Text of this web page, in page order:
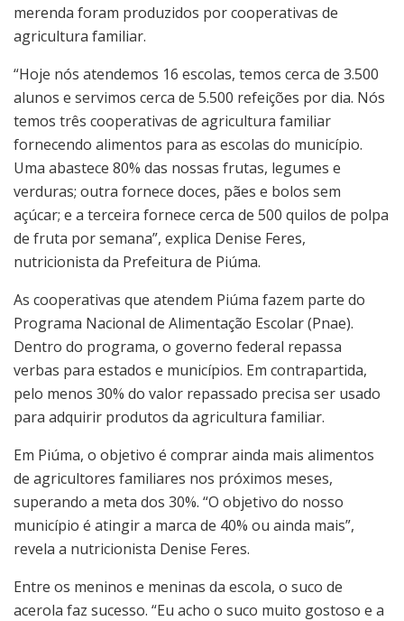
merenda foram produzidos por cooperativas de
agricultura familiar.
“Hoje nós atendemos 16 escolas, temos cerca de 3.500
alunos e servimos cerca de 5.500 refeições por dia. Nós
temos três cooperativas de agricultura familiar
fornecendo alimentos para as escolas do município.
Uma abastece 80% das nossas frutas, legumes e
verduras; outra fornece doces, pães e bolos sem
açúcar; e a terceira fornece cerca de 500 quilos de polpa
de fruta por semana”, explica Denise Feres,
nutricionista da Prefeitura de Piúma.
As cooperativas que atendem Piúma fazem parte do
Programa Nacional de Alimentação Escolar (Pnae).
Dentro do programa, o governo federal repassa
verbas para estados e municípios. Em contrapartida,
pelo menos 30% do valor repassado precisa ser usado
para adquirir produtos da agricultura familiar.
Em Piúma, o objetivo é comprar ainda mais alimentos
de agricultores familiares nos próximos meses,
superando a meta dos 30%. “O objetivo do nosso
município é atingir a marca de 40% ou ainda mais”,
revela a nutricionista Denise Feres.
Entre os meninos e meninas da escola, o suco de
acerola faz sucesso. “Eu acho o suco muito gostoso e a